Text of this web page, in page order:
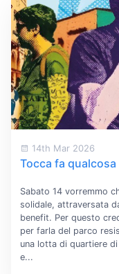
14th Mar 2026
Tocca fa qualcosa
Sabato 14 vorremmo
solidale, attraversata
benefit. Per questo
per farla del parco
una lotta di quartiere
e...